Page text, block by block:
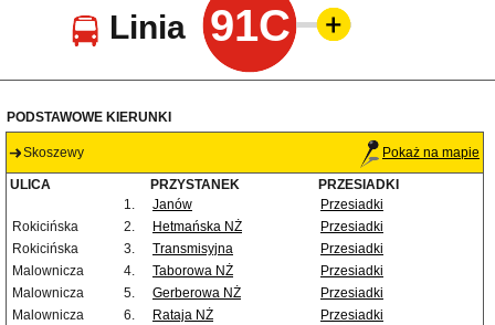
Linia 91C
PODSTAWOWE KIERUNKI
Skoszewy Pokaż na mapie
ULICA PRZYSTANEK
PRZESIADKI
1.
Janów
Przesiadki
Rokicińska
2. Hetmańska NŻ
Przesiadki
Rokicińska
3. Transmisyjna
Przesiadki
Malownicza
4. Taborowa NŻ
Przesiadki
Malownicza
5. Gerberowa NŻ
Przesiadki
Malownicza
6. Rataja NŻ
Przesiadki